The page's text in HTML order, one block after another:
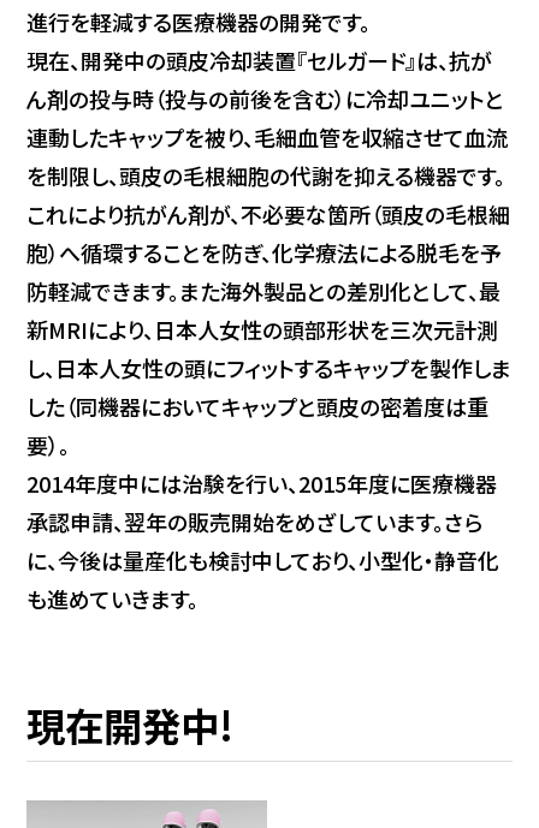
進行を軽減する医療機器の開発です。
現在、開発中の頭皮冷却装置『セルガード』は、抗が
ん剤の投与時（投与の前後を含む）に冷却ユニットと
連動したキャップを被り、毛細血管を収縮させて血流
を制限し、頭皮の毛根細胞の代謝を抑える機器です。
これにより抗がん剤が、不必要な箇所（頭皮の毛根細
胞）へ循環することを防ぎ、化学療法による脱毛を予
防軽減できます。また海外製品との差別化として、最
新MRIにより、日本人女性の頭部形状を三次元計測
し、日本人女性の頭にフィットするキャップを製作しま
した（同機器においてキャップと頭皮の密着度は重
要）。
2014年度中には治験を行い、2015年度に医療機器
承認申請、翌年の販売開始をめざしています。さら
に、今後は量産化も検討中しており、小型化・静音化
も進めていきます。
現在開発中!